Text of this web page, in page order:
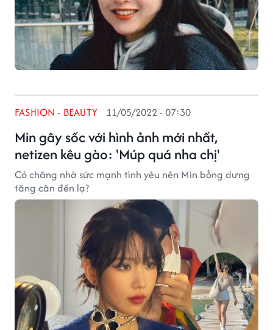
Min gây sốc với hình ảnh mới nhất,
netizen kêu gào: 'Múp quá nha chị'
FASHION - BEAUTY 11/05/2022 - 07:30
Có chăng nhờ sức mạnh tình yêu nên Min bỗng dưng
tăng cân đến lạ?